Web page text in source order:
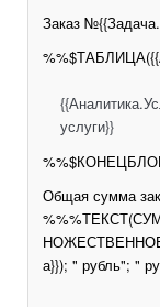
Заказ
услуги}}
Общая сумма
а}}); " рубль"; "